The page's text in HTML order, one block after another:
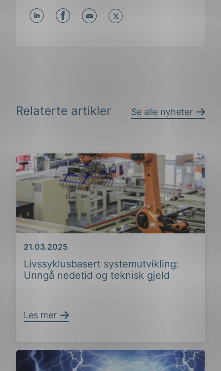
Relaterte artikler Se alle nyheter
Livssyklusbasert systemutvikling:
Unngå nedetid og teknisk gjeld
Dato
21.03.2025
Les mer